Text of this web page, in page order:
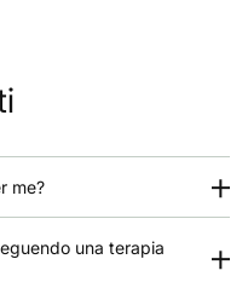
me?
una terapia